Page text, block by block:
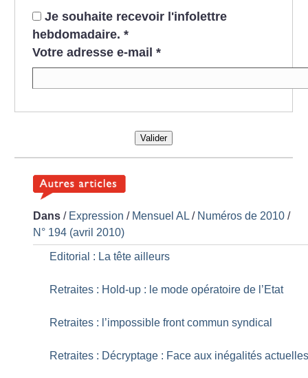
Je souhaite recevoir l'infolettre
hebdomadaire. *
Votre adresse e-mail *
Valider
Dans / Expression / Mensuel AL/ Numéros de 2010 /
N° 194 (avril 2010)
Editorial : La tête ailleurs
Retraites : Hold-up : le mode opératoire de l’Etat
Retraites : l’impossible front commun syndical
Retraites : Décryptage : Face aux inégalités